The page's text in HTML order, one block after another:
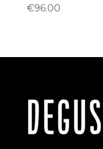
€96.00